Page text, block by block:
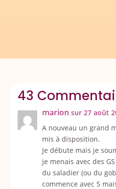
43
marion sur 27 août
A nouveau un grand
mis à disposition.
Je débute mais je
je menais avec des
du saladier (ou du
commence avec 5